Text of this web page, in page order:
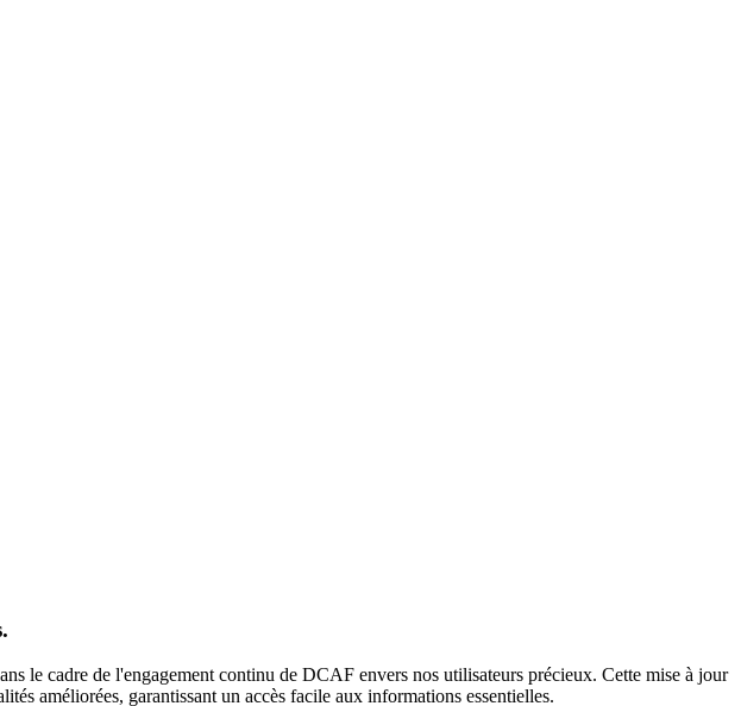
le cadre de l'engagement continu de DCAF envers nos utilisateurs précieux. Cette mise à jour
améliorées, garantissant un accès facile aux informations essentielles.